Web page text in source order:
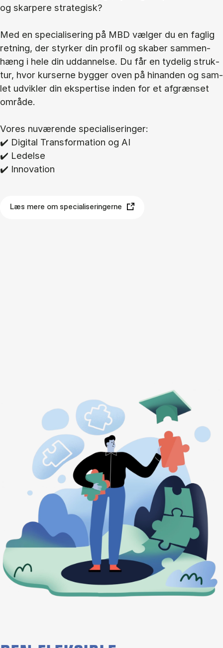
og skar­pe­re stra­te­gisk?
Med en spe­ci­a­li­se­ring på MBD væl­ger du en fag­lig
ret­ning, der styr­ker din pro­fil og ska­ber sam­men­
hæng i hele din ud­dan­nel­se. Du får en ty­de­lig struk­
tur, hvor kur­ser­ne byg­ger oven på hin­an­den og sam­
let ud­vik­ler din eks­per­ti­se in­den for et af­græn­set
om­rå­de.
Vo­res nu­væ­ren­de spe­ci­a­li­se­rin­ger:
✔️ Di­gi­tal Trans­for­ma­tion og AI
✔️ Le­del­se
✔️ In­nova­tion
Læs mere om specialiseringerne